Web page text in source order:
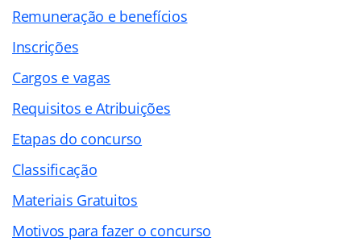
Remuneração e benefícios
Inscrições
Cargos e vagas
Requisitos e Atribuições
Etapas do concurso
Classificação
Materiais Gratuitos
Motivos para fazer o concurso